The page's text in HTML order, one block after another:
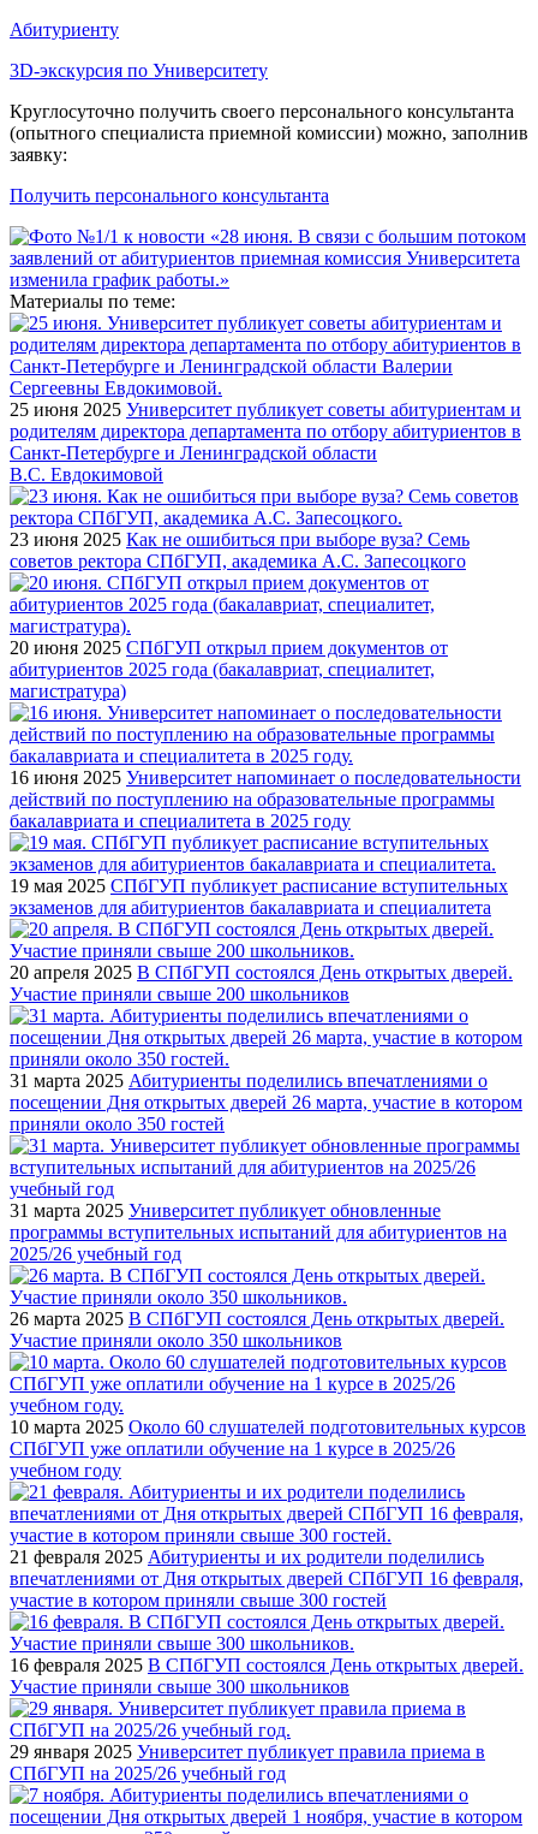
Абитуриенту
3D-экскурсия по Университету
Круглосуточно получить своего персонального консультанта
(опытного специалиста приемной комиссии) можно, заполнив
заявку:
Получить персонального консультанта
Материалы по теме:
25 июня 2025 Университет публикует советы абитуриентам и
родителям директора департамента по отбору абитуриентов в
Санкт-Петербурге и Ленинградской области
В.С. Евдокимовой
23 июня 2025 Как не ошибиться при выборе вуза? Семь
советов ректора СПбГУП, академика А.С. Запесоцкого
20 июня 2025 СПбГУП открыл прием документов от
абитуриентов 2025 года (бакалавриат, специалитет,
магистратура)
16 июня 2025 Университет напоминает о последовательности
действий по поступлению на образовательные программы
бакалавриата и специалитета в 2025 году
19 мая 2025 СПбГУП публикует расписание вступительных
экзаменов для абитуриентов бакалавриата и специалитета
20 апреля 2025 В СПбГУП состоялся День открытых дверей.
Участие приняли свыше 200 школьников
31 марта 2025 Абитуриенты поделились впечатлениями о
посещении Дня открытых дверей 26 марта, участие в котором
приняли около 350 гостей
31 марта 2025 Университет публикует обновленные
программы вступительных испытаний для абитуриентов на
2025/26 учебный год
26 марта 2025 В СПбГУП состоялся День открытых дверей.
Участие приняли около 350 школьников
10 марта 2025 Около 60 слушателей подготовительных курсов
СПбГУП уже оплатили обучение на 1 курсе в 2025/26
учебном году
21 февраля 2025 Абитуриенты и их родители поделились
впечатлениями от Дня открытых дверей СПбГУП 16 февраля,
участие в котором приняли свыше 300 гостей
16 февраля 2025 В СПбГУП состоялся День открытых дверей.
Участие приняли свыше 300 школьников
29 января 2025 Университет публикует правила приема в
СПбГУП на 2025/26 учебный год